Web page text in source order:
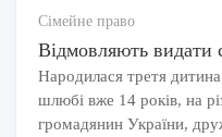
Сімейне право
Відмовляють видати
Народилася третя
шлюбі вже 14 років, на
громадянин України,